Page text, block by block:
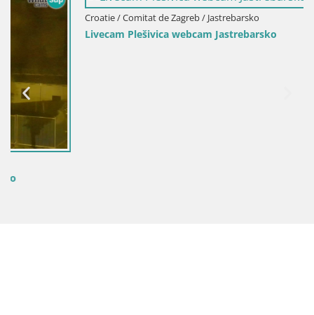
Croatie / Comitat de Zagreb / Jastrebarsko
Livecam Plešivica webcam Jastrebarsko